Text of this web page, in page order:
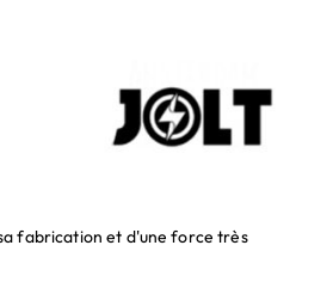
fabrication et d'une force très